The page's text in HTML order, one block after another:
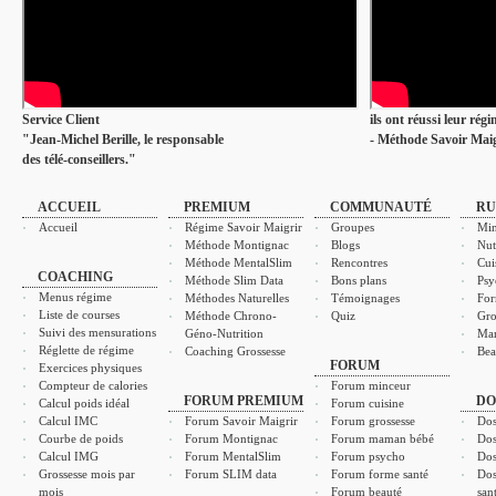
Service Client
"Jean-Michel Berille, le responsable
des télé-conseillers."
ils ont réussi leur
- Méthode Savoir
ACCUEIL
Accueil
COACHING
Menus régime
Liste de courses
Suivi des mensurations
Réglette de régime
Exercices physiques
Compteur de calories
Calcul poids idéal
Calcul IMC
Courbe de poids
Calcul IMG
Grossesse mois par
mois
PREMIUM
Régime Savoir Maigrir
Méthode Montignac
Méthode MentalSlim
Méthode Slim Data
Méthodes Naturelles
Méthode Chrono-
Géno-Nutrition
Coaching Grossesse
FORUM PREMIUM
Forum Savoir Maigrir
Forum Montignac
Forum MentalSlim
Forum SLIM data
COMMUNAUTÉ
Groupes
Blogs
Rencontres
Bons plans
Témoignages
Quiz
FORUM
Forum minceur
Forum cuisine
Forum grossesse
Forum maman bébé
Forum psycho
Forum forme santé
Forum beauté